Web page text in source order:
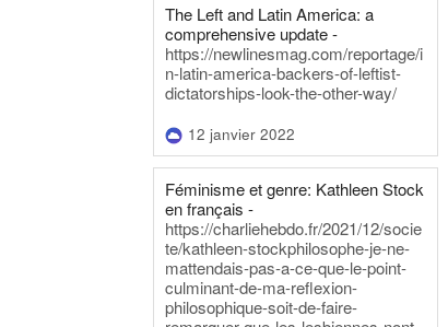
The Left and Latin America: a
comprehensive update -
https://newlinesmag.com/reportage/i
n-latin-america-backers-of-leftist-
dictatorships-look-the-other-way/
12 janvier 2022
Féminisme et genre: Kathleen Stock
en français -
https://charliehebdo.fr/2021/12/socie
te/kathleen-stockphilosophe-je-ne-
mattendais-pas-a-ce-que-le-point-
culminant-de-ma-reflexion-
philosophique-soit-de-faire-